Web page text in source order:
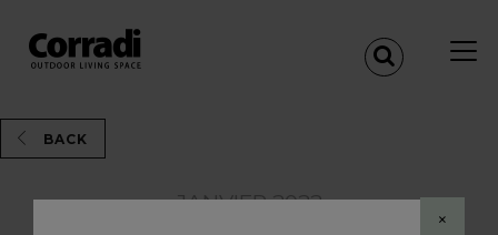
×
BACK
JANVIER 2022